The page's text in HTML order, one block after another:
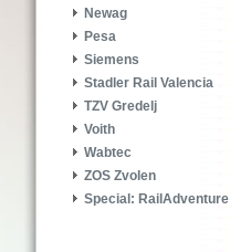
Newag
Pesa
Siemens
Stadler Rail Valencia
TZV Gredelj
Voith
Wabtec
ZOS Zvolen
Special: RailAdventure